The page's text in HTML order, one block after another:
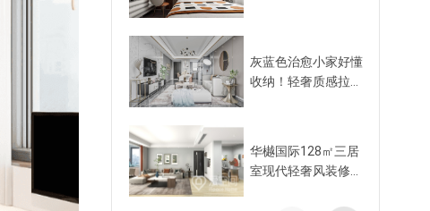
灰蓝色治愈小家好懂
收纳！轻奢质感拉
华樾国际128㎡三居
室现代轻奢风装修案